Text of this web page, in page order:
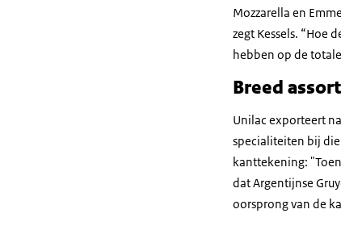
Mozzarella en
zegt Kessels. “Hoe
hebben op de
Breed
Unilac exporteert
specialiteiten bij
kanttekening:
dat Argentijnse
oorsprong van de